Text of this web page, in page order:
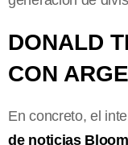
DONALD
CON
En concreto, el
de noticias